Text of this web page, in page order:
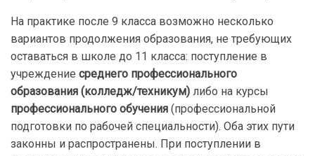
На практике после 9 класса возможно несколько
вариантов продолжения образования, не требующих
оставаться в школе до 11 класса: поступление в
учреждение среднего профессионального
образования (колледж/техникум) либо на курсы
профессионального обучения (профессиональной
подготовки по рабочей специальности). Оба этих пути
законны и распространены. При поступлении в